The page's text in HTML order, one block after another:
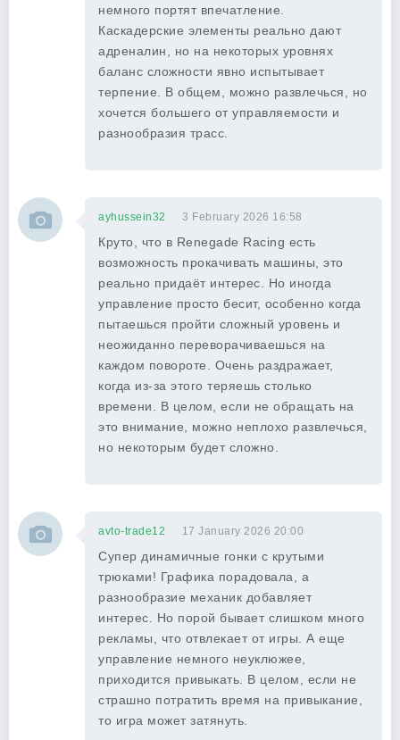
немного портят впечатление.
Каскадерские элементы реально дают
адреналин, но на некоторых уровнях
баланс сложности явно испытывает
терпение. В общем, можно развлечься, но
хочется большего от управляемости и
разнообразия трасс.
ayhussein32 3 February 2026 16:58
Круто, что в Renegade Racing есть
возможность прокачивать машины, это
реально придаёт интерес. Но иногда
управление просто бесит, особенно когда
пытаешься пройти сложный уровень и
неожиданно переворачиваешься на
каждом повороте. Очень раздражает,
когда из-за этого теряешь столько
времени. В целом, если не обращать на
это внимание, можно неплохо развлечься,
но некоторым будет сложно.
avto-trade12 17 January 2026 20:00
Супер динамичные гонки с крутыми
трюками! Графика порадовала, а
разнообразие механик добавляет
интерес. Но порой бывает слишком много
рекламы, что отвлекает от игры. А еще
управление немного неуклюжее,
приходится привыкать. В целом, если не
страшно потратить время на привыкание,
то игра может затянуть.